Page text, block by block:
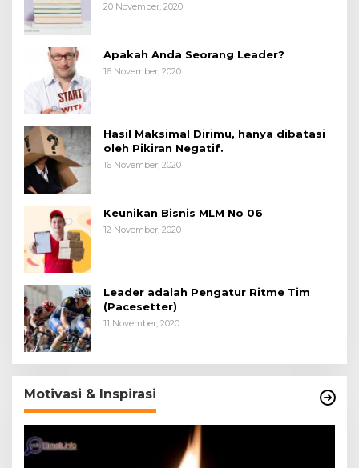
20 November, 2020
Apakah Anda Seorang Leader?
16 November, 2020
Hasil Maksimal Dirimu, hanya dibatasi
oleh Pikiran Negatif.
16 November, 2020
Keunikan Bisnis MLM No 06
12 November, 2020
Leader adalah Pengatur Ritme Tim
(Pacesetter)
11 November, 2020
Motivasi & Inspirasi